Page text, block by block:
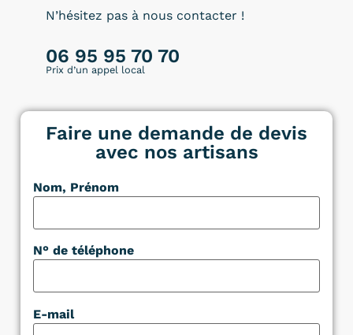
N’hésitez pas à nous contacter !
06 95 95 70 70
Prix d’un appel local
Faire une demande de devis
avec nos artisans
Nom, Prénom
N° de téléphone
E-mail